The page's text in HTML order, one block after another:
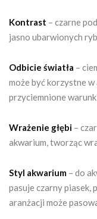
Kontrast – czarne
jasno ubarwionych
Odbicie światła –
może być korzystne
przyciemnione
Wrażenie głębi –
akwarium, tworząc
Styl akwarium – do
pasuje czarny piasek,
aranżacji może